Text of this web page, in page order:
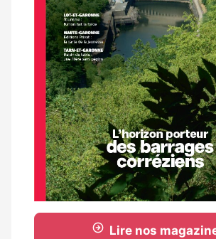
Lire nos